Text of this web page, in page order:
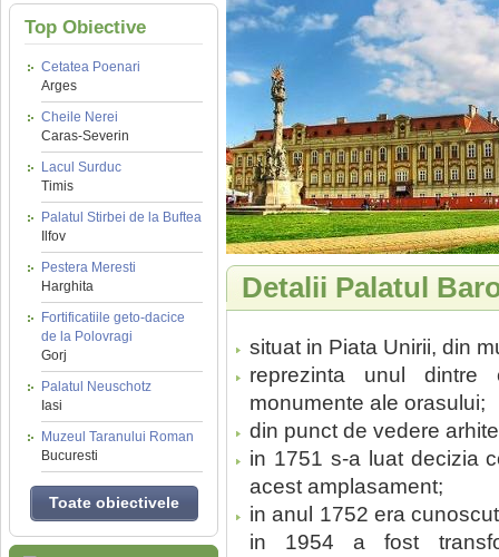
Top Obiective
Cetatea Poenari
Arges
Cheile Nerei
Caras-Severin
Lacul Surduc
Timis
Palatul Stirbei de la Buftea
Ilfov
Pestera Meresti
Harghita
Fortificatiile geto-dacice
de la Polovragi
Gorj
Palatul Neuschotz
Iasi
Muzeul Taranului Roman
Bucuresti
Toate obiectivele
Detalii Palatul
situat in Piata Unirii, din
reprezinta unul
monumente ale orasului;
din punct de vedere
in 1751 s-a luat decizia
acest amplasament;
in anul 1752 era
in 1954 a fost